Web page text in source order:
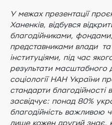
У межах презентації
Ханенків, відбувся
благодійниками,
представниками влади
інституціями, під час
результати масштабного
соціології НАН України
стандарти благодійності
засвідчує: понад 80%
благодійність важливою
лише кожен другий знає,